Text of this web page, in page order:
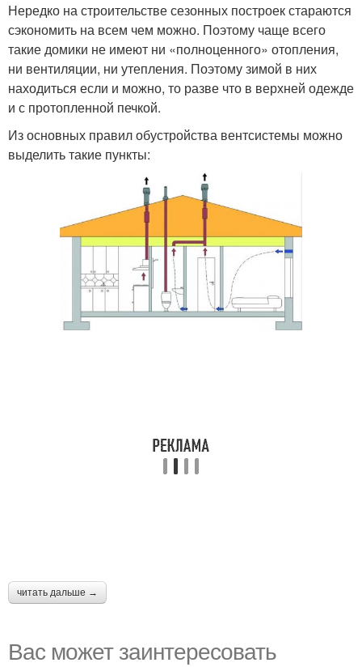
Нередко на строительстве сезонных построек стараются
сэкономить на всем чем можно. Поэтому чаще всего
такие домики не имеют ни «полноценного» отопления,
ни вентиляции, ни утепления. Поэтому зимой в них
находиться если и можно, то разве что в верхней одежде
и с протопленной печкой.
Из основных правил обустройства вентсистемы можно
выделить такие пункты:
читать дальше →
Вас может заинтересовать